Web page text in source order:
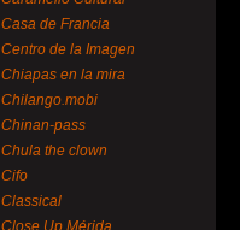
Casa de Francia
Centro de la Imagen
Chiapas en la mira
Chilango.mobi
Chinan-pass
Chula the clown
Cifo
Classical
Close Up Mérida